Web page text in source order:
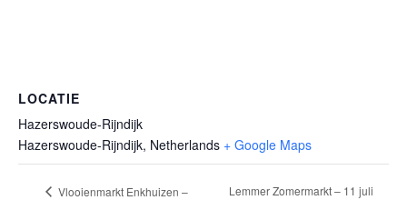
LOCATIE
Hazerswoude-Rijndijk
Hazerswoude-Rijndijk, Netherlands + Google Maps
Vlooienmarkt Enkhuizen –
Lemmer Zomermarkt – 11 juli